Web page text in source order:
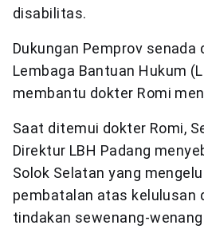
disabilitas.
Dukungan Pemprov senada
Lembaga Bantuan Hukum
membantu dokter Romi
Saat ditemui dokter Romi,
Direktur LBH Padang
Solok Selatan yang
pembatalan atas kelulusan
tindakan sewenang-